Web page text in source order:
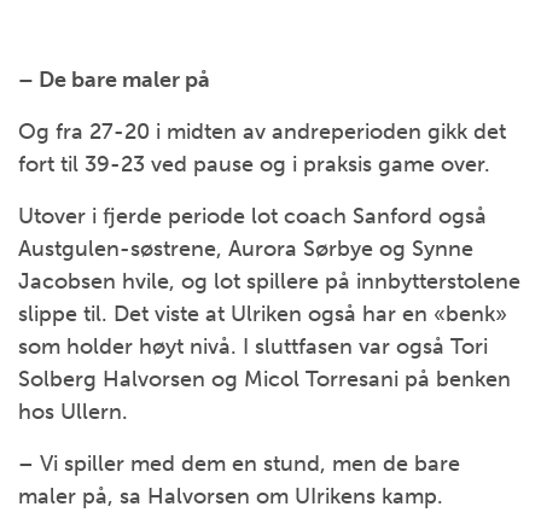
– De bare maler på
Og fra 27-20 i midten av andreperioden gikk det
fort til 39-23 ved pause og i praksis game over.
Utover i fjerde periode lot coach Sanford også
Austgulen-søstrene, Aurora Sørbye og Synne
Jacobsen hvile, og lot spillere på innbytterstolene
slippe til. Det viste at Ulriken også har en «benk»
som holder høyt nivå. I sluttfasen var også Tori
Solberg Halvorsen og Micol Torresani på benken
hos Ullern.
– Vi spiller med dem en stund, men de bare
maler på, sa Halvorsen om UIrikens kamp.